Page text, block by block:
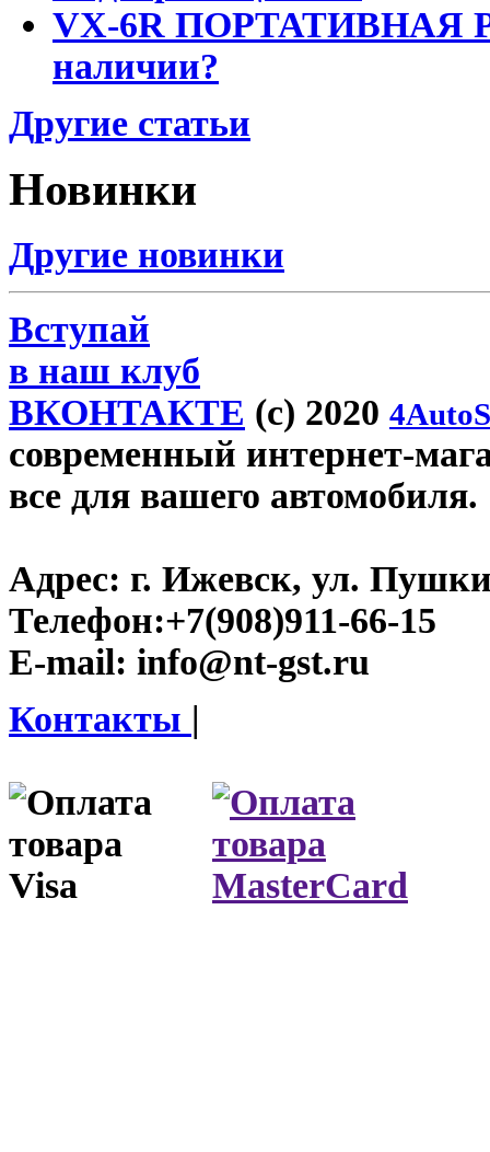
VX-6R ПОРТАТИВНАЯ
наличии?
Другие статьи
Новинки
Другие новинки
Вступай
в наш клуб
ВКОНТАКТЕ (c) 2020
современный интернет-
все для вашего автомобиля.
Адрес: г. Ижевск, ул.
Телефон:+7(908)911-66-15
E-mail: info@nt-gst.ru
Контакты |